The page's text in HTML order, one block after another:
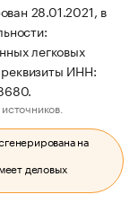
28.01.2021, в
легковых
ИНН:
на
деловых